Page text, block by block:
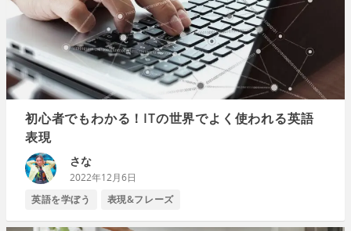
初心者でもわかる！ITの世界でよく使われる英語
表現
さな
2022年12月6日
英語を学ぼう
表現&フレーズ